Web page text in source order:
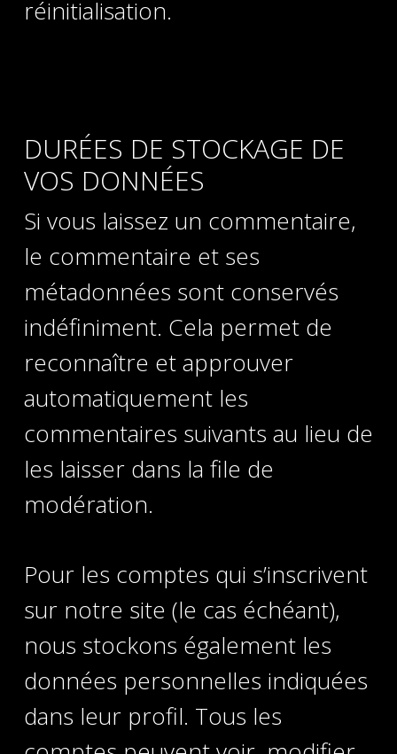
réinitialisation.
DURÉES DE STOCKAGE DE
VOS DONNÉES
Si vous laissez un commentaire,
le commentaire et ses
métadonnées sont conservés
indéfiniment. Cela permet de
reconnaître et approuver
automatiquement les
commentaires suivants au lieu de
les laisser dans la file de
modération.
Pour les comptes qui s’inscrivent
sur notre site (le cas échéant),
nous stockons également les
données personnelles indiquées
dans leur profil. Tous les